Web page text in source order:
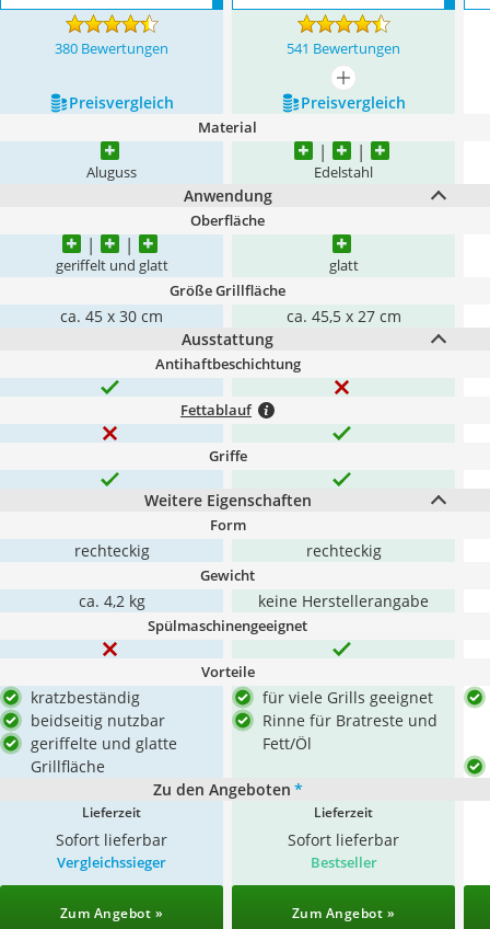
380 Bewertungen 541 Bewertungen
mehr anzeigen
Preis­vergleich
Preis­vergleich
Material
Aluguss Edelstahl
Anwendung
Oberfläche
geriffelt und glatt glatt
Größe Grillfläche
ca. 45 x 30 cm
ca. 45,5 x 27 cm
Ausstattung
Antihaftbeschichtung
Fettablauf
Griffe
Weitere Eigenschaften
Form
rechteckig rechteckig
Gewicht
ca. 4,2 kg keine Herstellerangabe
Spülmaschinengeeignet
Vorteile
kratzbeständig
beidseitig nutzbar
geriffelte und glatte
Grillfläche
für viele Grills geeignet
Rinne für Bratreste und
Fett/Öl
Zu den Angeboten *
Lieferzeit
Sofort lieferbar
Lieferzeit
Sofort lieferbar
Vergleichssieger
Zum Angebot »
Bestseller
Zum Angebot »